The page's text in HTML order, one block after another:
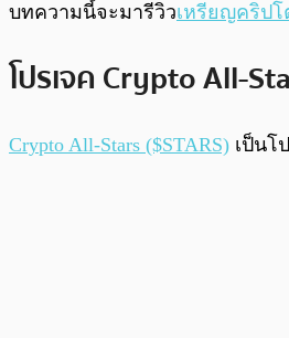
บทความนี้จะมารีวิวเหรียญคริป
โปรเจค Crypto All-
Crypto All-Stars ($STARS) เป็นโ